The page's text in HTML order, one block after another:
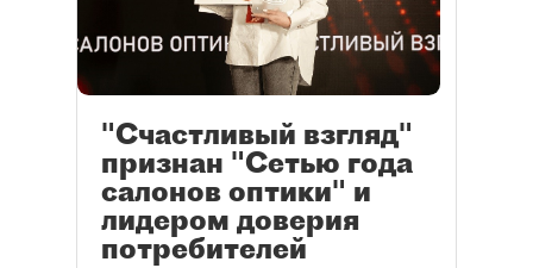
"Счастливый взгляд"
признан "Сетью года
салонов оптики" и
лидером доверия
потребителей